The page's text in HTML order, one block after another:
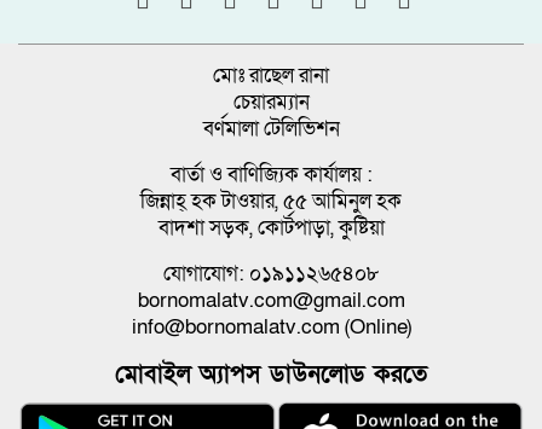
মোঃ রাছেল রানা
চেয়ারম্যান
বর্ণমালা টেলিভিশন
বার্তা ও বাণিজ্যিক কার্যালয় :
জিন্নাহ্ হক টাওয়ার, ৫৫ আমিনুল হক
বাদশা সড়ক, কোর্টপাড়া, কুষ্টিয়া
যোগাযোগ: ০১৯১১২৬৫৪০৮
bornomalatv.com@gmail.com
info@bornomalatv.com (Online)
মোবাইল অ্যাপস ডাউনলোড করতে